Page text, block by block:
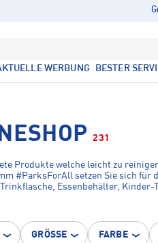
WERBUNG BESTER
231
Produkte welche leicht zu
#ParksForAll setzen Sie sich
Essenbehälter,
GRÖSSE FARBE